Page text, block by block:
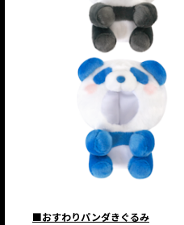
■おすわりパンダきぐるみ